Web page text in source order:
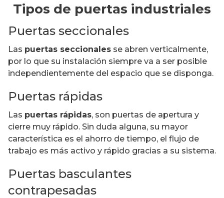
Tipos de puertas industriales
Puertas seccionales
Las puertas seccionales se abren verticalmente,
por lo que su instalación siempre va a ser posible
independientemente del espacio que se disponga.
Puertas rápidas
Las puertas rápidas, son puertas de apertura y
cierre muy rápido. Sin duda alguna, su mayor
característica es el ahorro de tiempo, el flujo de
trabajo es más activo y rápido gracias a su sistema.
Puertas basculantes
contrapesadas